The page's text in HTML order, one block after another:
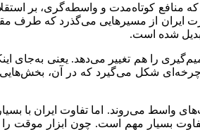
منافع کوتاه‌مدت و واسطه‌گری، بر
ایران از مسیرهایی می‌گذرد که طرف
شده است.
را هم تغییر می‌دهد. یعنی به‌جای
شکل می‌گیرد که در آن، بخش‌هایی
واسط می‌روند. اما تفاوت ایران با
بسیار مهم است. چون ابزار موقت را